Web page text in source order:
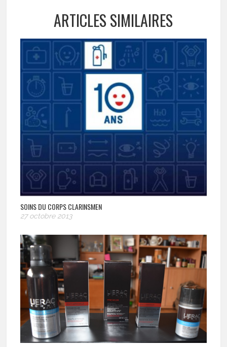
ARTICLES SIMILAIRES
SOINS DU CORPS CLARINSMEN
27 octobre 2013